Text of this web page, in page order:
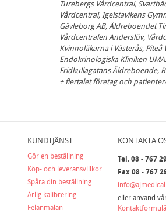
Turebergs Vårdcentral,
Vårdcentral, Igelstavikens
Gävleborg AB, Äldreboendet
Vårdcentralen Anderslöv,
Kvinnoläkarna i Västerås,
Endokrinologiska Kliniken
Fridkullagatans Äldreboende,
+ flertalet företag och
KUNDTJÄNST
Gör en beställning
Köp- och leveransvillkor
Spåra din beställning
Årlig kalibrering
Felanmälan
KONTAKTA
Tel. 08 - 767
Fax 08 - 767
eller använd